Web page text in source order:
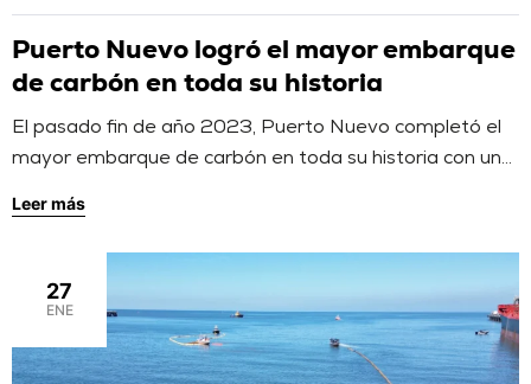
Puerto Nuevo logró el mayor embarque
de carbón en toda su historia
El pasado fin de año 2023, Puerto Nuevo completó el
mayor embarque de carbón en toda su historia con un
buque con destino a Turquía. Puerto Nuevo sigue
demostrando que es posible una operación segura y
eficiente, en donde la prioridad es la seguridad y […]
Leer más
27
ENE